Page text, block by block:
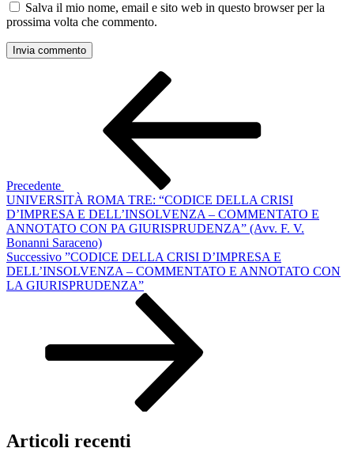
Salva il mio nome, email e sito web in questo browser per la
prossima volta che commento.
Precedente
UNIVERSITÀ ROMA TRE: “CODICE DELLA CRISI
D’IMPRESA E DELL’INSOLVENZA – COMMENTATO E
ANNOTATO CON PA GIURISPRUDENZA” (Avv. F. V.
Bonanni Saraceno)
Articolo
successivo
Successivo ”CODICE DELLA CRISI D’IMPRESA E
DELL’INSOLVENZA – COMMENTATO E ANNOTATO CON
LA GIURISPRUDENZA”
Articoli recenti